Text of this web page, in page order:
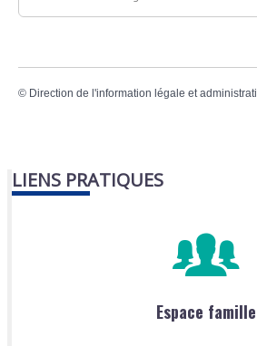
© Direction de l'information légale et
LIENS PRATIQUES
Espace famille